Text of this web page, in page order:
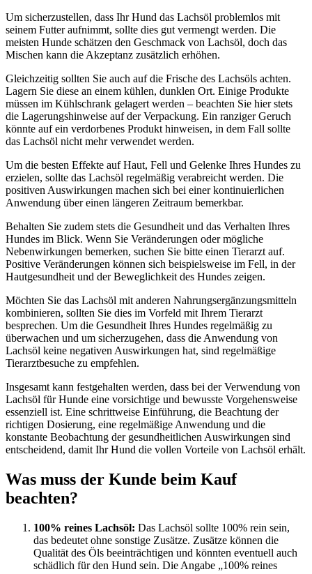
Um sicherzustellen, dass Ihr Hund das Lachsöl problemlos mit
seinem Futter aufnimmt, sollte dies gut vermengt werden. Die
meisten Hunde schätzen den Geschmack von Lachsöl, doch das
Mischen kann die Akzeptanz zusätzlich erhöhen.
Gleichzeitig sollten Sie auch auf die Frische des Lachsöls achten.
Lagern Sie diese an einem kühlen, dunklen Ort. Einige Produkte
müssen im Kühlschrank gelagert werden – beachten Sie hier stets
die Lagerungshinweise auf der Verpackung. Ein ranziger Geruch
könnte auf ein verdorbenes Produkt hinweisen, in dem Fall sollte
das Lachsöl nicht mehr verwendet werden.
Um die besten Effekte auf Haut, Fell und Gelenke Ihres Hundes zu
erzielen, sollte das Lachsöl regelmäßig verabreicht werden. Die
positiven Auswirkungen machen sich bei einer kontinuierlichen
Anwendung über einen längeren Zeitraum bemerkbar.
Behalten Sie zudem stets die Gesundheit und das Verhalten Ihres
Hundes im Blick. Wenn Sie Veränderungen oder mögliche
Nebenwirkungen bemerken, suchen Sie bitte einen Tierarzt auf.
Positive Veränderungen können sich beispielsweise im Fell, in der
Hautgesundheit und der Beweglichkeit des Hundes zeigen.
Möchten Sie das Lachsöl mit anderen Nahrungsergänzungsmitteln
kombinieren, sollten Sie dies im Vorfeld mit Ihrem Tierarzt
besprechen. Um die Gesundheit Ihres Hundes regelmäßig zu
überwachen und um sicherzugehen, dass die Anwendung von
Lachsöl keine negativen Auswirkungen hat, sind regelmäßige
Tierarztbesuche zu empfehlen.
Insgesamt kann festgehalten werden, dass bei der Verwendung von
Lachsöl für Hunde eine vorsichtige und bewusste Vorgehensweise
essenziell ist. Eine schrittweise Einführung, die Beachtung der
richtigen Dosierung, eine regelmäßige Anwendung und die
konstante Beobachtung der gesundheitlichen Auswirkungen sind
entscheidend, damit Ihr Hund die vollen Vorteile von Lachsöl erhält.
Was muss der Kunde beim Kauf
beachten?
100% reines Lachsöl: Das Lachsöl sollte 100% rein sein,
das bedeutet ohne sonstige Zusätze. Zusätze können die
Qualität des Öls beeinträchtigen und könnten eventuell auch
schädlich für den Hund sein. Die Angabe „100% reines